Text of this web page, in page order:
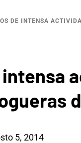
DE INTENSA
5, 2014